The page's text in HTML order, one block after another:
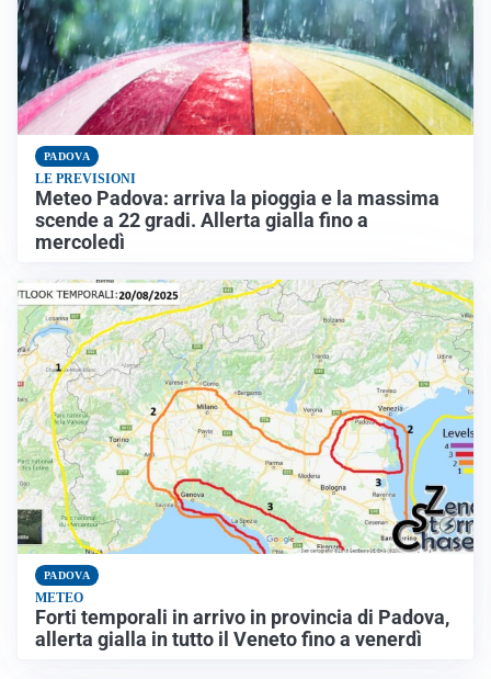
PADOVA
LE PREVISIONI
Meteo Padova: arriva la pioggia e la massima
scende a 22 gradi. Allerta gialla fino a
mercoledì
PADOVA
METEO
Forti temporali in arrivo in provincia di Padova,
allerta gialla in tutto il Veneto fino a venerdì